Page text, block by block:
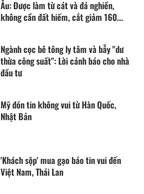
Âu: Được làm từ cát và đá nghiền,
không cần đất hiếm, cắt giảm 160...
Ngành cọc bê tông ly tâm và bẫy "dư
thừa công suất": Lời cảnh báo cho nhà
đầu tư
Mỹ đón tin không vui từ Hàn Quốc,
Nhật Bản
'Khách sộp' mua gạo báo tin vui đến
Việt Nam, Thái Lan